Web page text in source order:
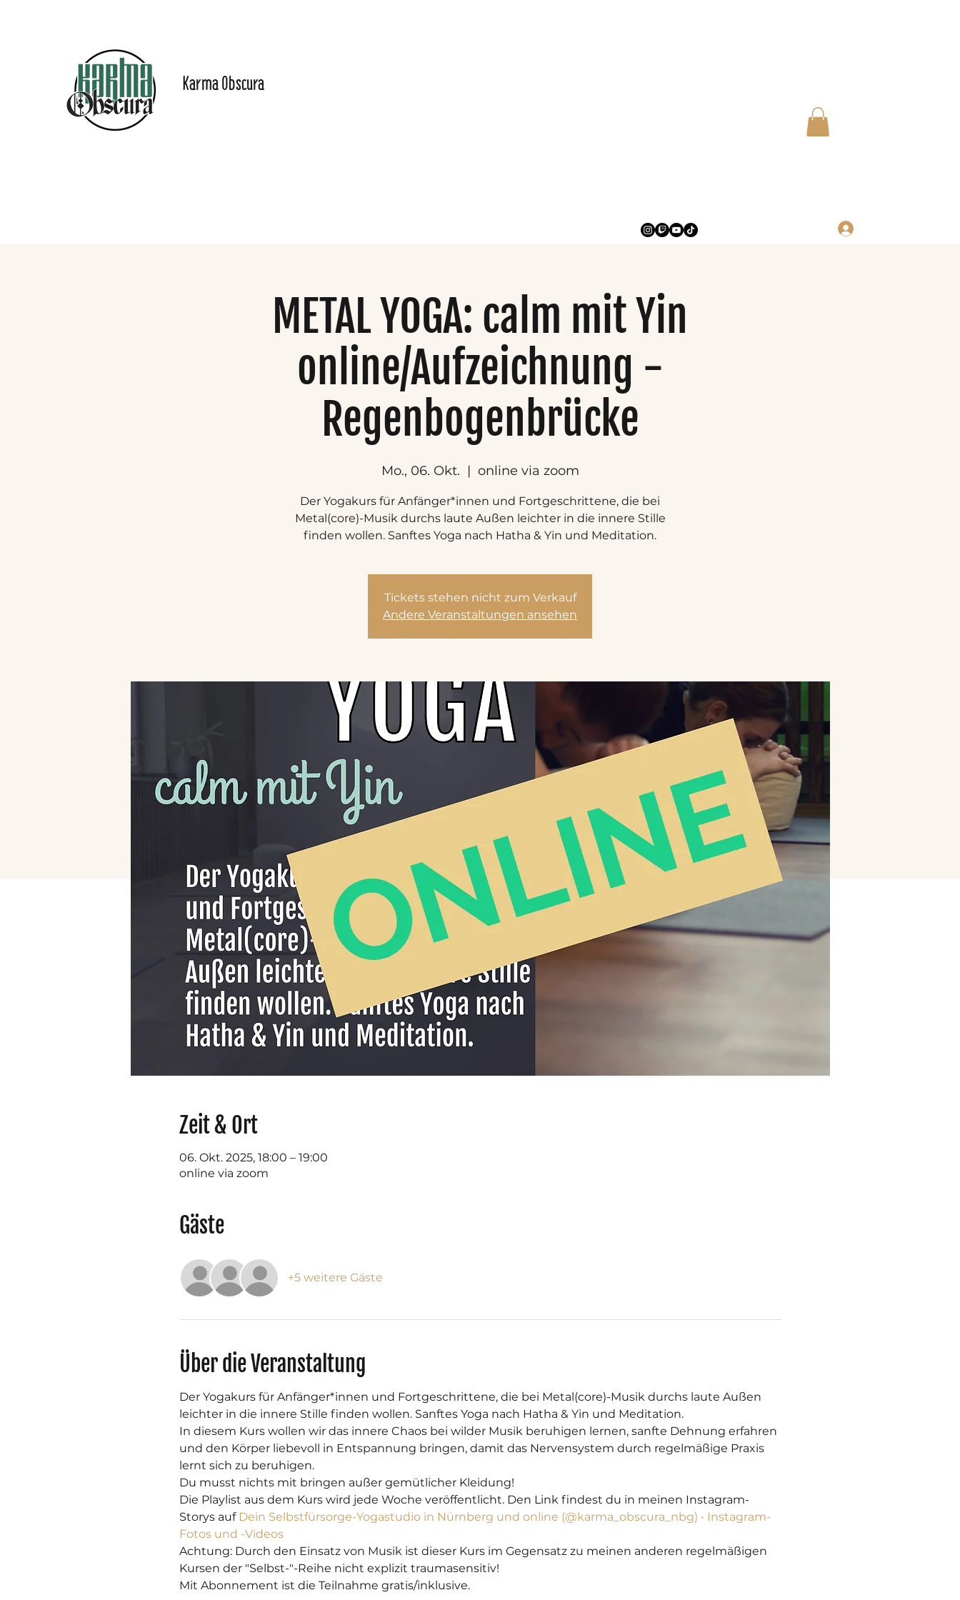
Karma Obscura
METAL YOGA: calm mit Yin
online/Aufzeichnung -
Regenbogenbrücke
Mo., 06. Okt.
  |
online via zoom
Der Yogakurs für Anfänger*innen und Fortgeschrittene, die bei
Metal(core)-Musik durchs laute Außen leichter in die innere Stille
finden wollen. Sanftes Yoga nach Hatha & Yin und Meditation.
Tickets stehen nicht zum Verkauf
Andere Veranstaltungen ansehen
Zeit & Ort
06. Okt. 2025, 18:00 – 19:00
online via zoom
Gäste
+5 weitere Gäste
Über die Veranstaltung
Der Yogakurs für Anfänger*innen und Fortgeschrittene, die bei Metal(core)-Musik durchs laute Außen
leichter in die innere Stille finden wollen. Sanftes Yoga nach Hatha & Yin und Meditation.
In diesem Kurs wollen wir das innere Chaos bei wilder Musik beruhigen lernen, sanfte Dehnung erfahren
und den Körper liebevoll in Entspannung bringen, damit das Nervensystem durch regelmäßige Praxis
lernt sich zu beruhigen.
Du musst nichts mit bringen außer gemütlicher Kleidung!
Die Playlist aus dem Kurs wird jede Woche veröffentlicht. Den Link findest du in meinen Instagram-
Storys auf Dein Selbstfürsorge-Yogastudio in Nürnberg und online (@karma_obscura_nbg) • Instagram-
Fotos und -Videos
Achtung: Durch den Einsatz von Musik ist dieser Kurs im Gegensatz zu meinen anderen regelmäßigen
Kursen der "Selbst-"-Reihe nicht explizit traumasensitiv!
Mit Abonnement ist die Teilnahme gratis/inklusive.